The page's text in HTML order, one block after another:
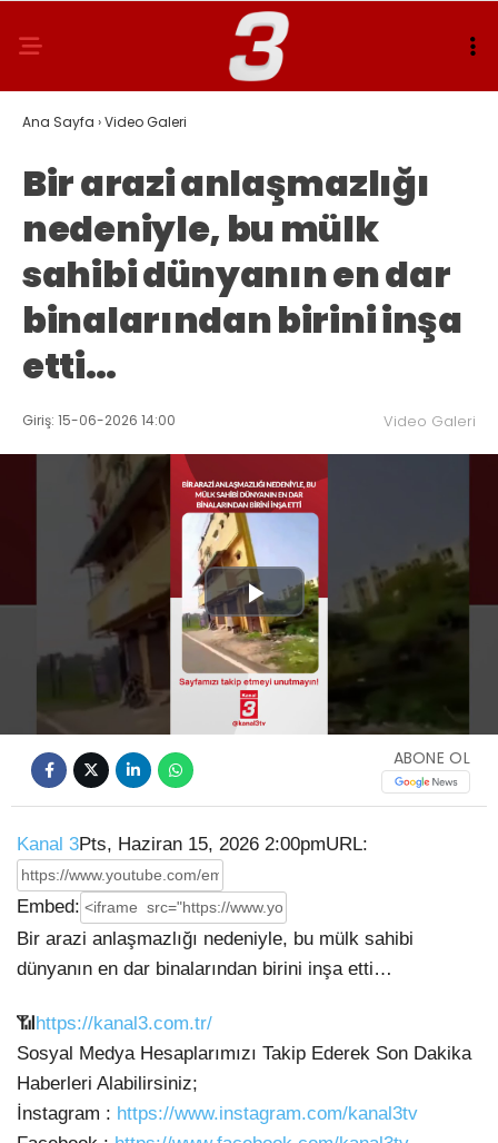
Ana Sayfa ›Video Galeri
Bir arazi anlaşmazlığı
nedeniyle, bu mülk
sahibi dünyanın en dar
binalarından birini inşa
etti…
Giriş: 15-06-2026 14:00 Video Galeri
Play
Video
ABONE OL
Kanal 3Pts, Haziran 15, 2026 2:00pmURL:
Embed:
Bir arazi anlaşmazlığı nedeniyle, bu mülk sahibi
dünyanın en dar binalarından birini inşa etti…
📶https://kanal3.com.tr/
Sosyal Medya Hesaplarımızı Takip Ederek Son Dakika
Haberleri Alabilirsiniz;
İnstagram : https://www.instagram.com/kanal3tv